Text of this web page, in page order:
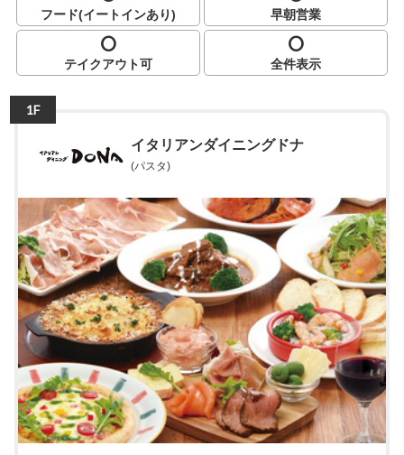
フード(イートインあり) 早朝営業
テイクアウト可 全件表示
1F
イタリアンダイニングドナ
(パスタ)